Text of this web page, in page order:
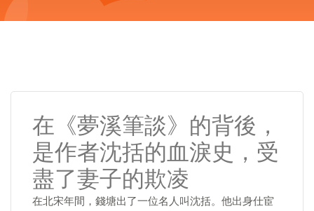
在《夢溪筆談》的背後，
是作者沈括的血淚史，受
盡了妻子的欺凌
在北宋年間，錢塘出了一位名人叫沈括。他出身仕宦